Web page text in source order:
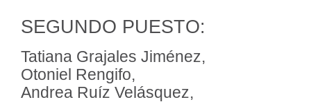
SEGUNDO PUESTO:
Tatiana Grajales Jiménez,
Otoniel Rengifo,
Andrea Ruíz Velásquez,